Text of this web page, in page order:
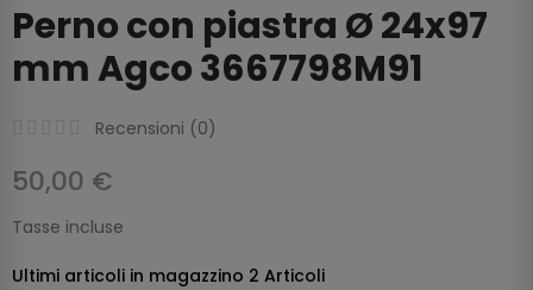
Perno con piastra Ø 24x97
mm Agco 3667798M91
Recensioni (0)
50,00 €
Tasse incluse
Ultimi articoli in magazzino 2 Articoli